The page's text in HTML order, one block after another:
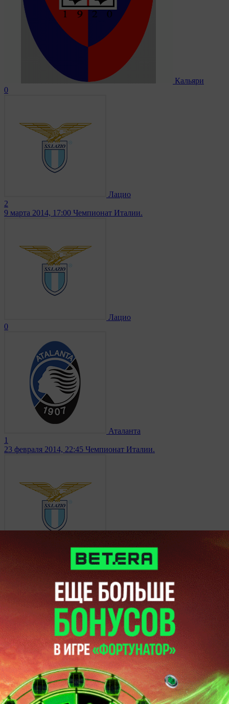
Кальяри
0
Лацио
2
9 марта 2014, 17:00 Чемпионат Италии.
Лацио
0
Аталанта
1
23 февраля 2014, 22:45 Чемпионат Италии.
Лацио
3
Сассуоло
26 марта 2014, 22:45 Чемпионат Италии.